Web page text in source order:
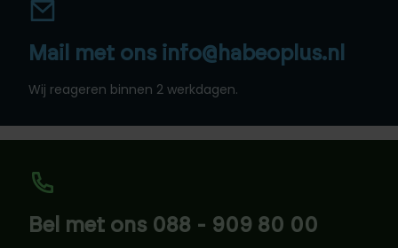
Mail met ons info@habeoplus.nl
Wij reageren binnen 2 werkdagen.
Bel met ons 088 - 909 80 00